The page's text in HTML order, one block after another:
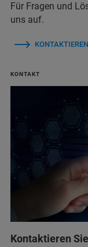
Für Fragen und
uns auf.
KONTAKT
Kontaktieren